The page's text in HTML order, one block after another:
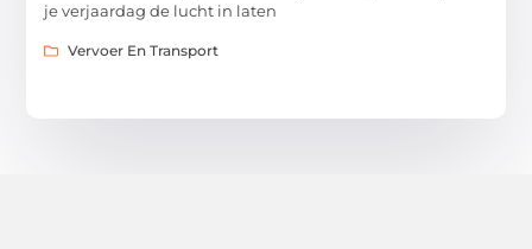
je verjaardag de lucht in laten
Vervoer En Transport